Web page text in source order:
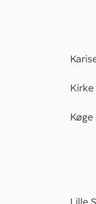
Kirke
Køge
Lille